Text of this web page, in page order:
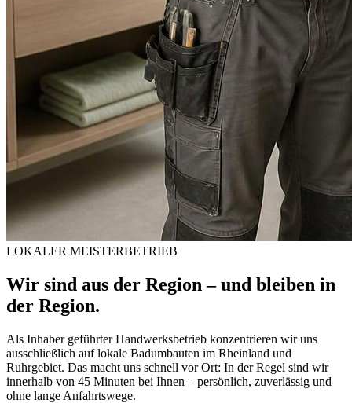
LOKALER MEISTERBETRIEB
Wir sind aus der Region – und bleiben in
der Region.
Als Inhaber geführter Handwerksbetrieb konzentrieren wir uns
ausschließlich auf lokale Badumbauten im Rheinland und
Ruhrgebiet. Das macht uns schnell vor Ort: In der Regel sind wir
innerhalb von 45 Minuten bei Ihnen – persönlich, zuverlässig und
ohne lange Anfahrtswege.